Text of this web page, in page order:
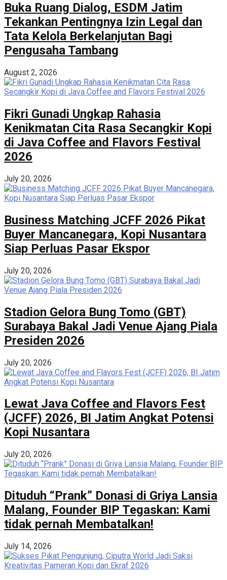
Buka Ruang Dialog, ESDM Jatim
Tekankan Pentingnya Izin Legal dan
Tata Kelola Berkelanjutan Bagi
Pengusaha Tambang
August 2, 2026
Fikri Gunadi Ungkap Rahasia
Kenikmatan Cita Rasa Secangkir Kopi
di Java Coffee and Flavors Festival
2026
July 20, 2026
Business Matching JCFF 2026 Pikat
Buyer Mancanegara, Kopi Nusantara
Siap Perluas Pasar Ekspor
July 20, 2026
Stadion Gelora Bung Tomo (GBT)
Surabaya Bakal Jadi Venue Ajang Piala
Presiden 2026
July 20, 2026
Lewat Java Coffee and Flavors Fest
(JCFF) 2026, BI Jatim Angkat Potensi
Kopi Nusantara
July 20, 2026
Dituduh “Prank” Donasi di Griya Lansia
Malang, Founder BIP Tegaskan: Kami
tidak pernah Membatalkan!
July 14, 2026